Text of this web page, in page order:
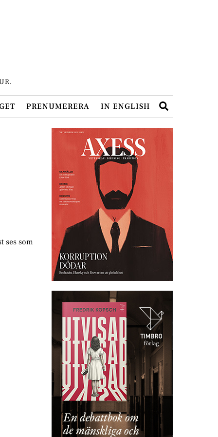
PRENUMERERA IN ENGLISH
ses som